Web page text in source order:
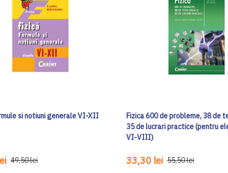
si notiuni generale VI-XII
49,50 lei
Fizica 600 de probleme, 38 de
35 de lucrari practice (pentru
VI-VIII)
33,30 lei 55,50 lei